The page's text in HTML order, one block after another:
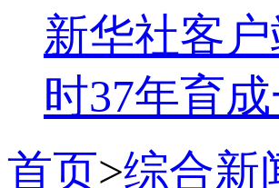
新华社客
时37年育
首页>综合新